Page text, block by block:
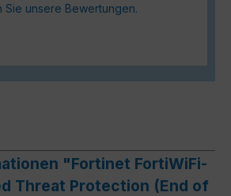
Sie unsere Bewertungen.
"Fortinet FortiWiFi-
Threat Protection (End of